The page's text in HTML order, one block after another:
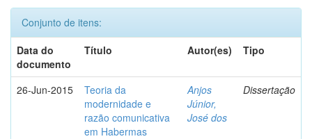
Conjunto de itens:
Data do
documento
Título Autor(es) Tipo
26-Jun-2015
Teoria da
modernidade e
razão comunicativa
em Habermas
Anjos
Júnior,
José dos
Dissertação